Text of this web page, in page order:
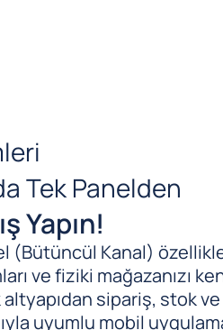
Tek Panelden
Yapın!
(Bütüncül Kanal)
ve fiziki mağazanızı
sipariş, stok ve
uyumlu mobil